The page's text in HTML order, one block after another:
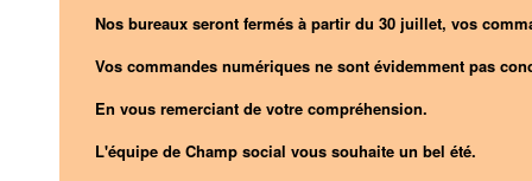
Nos bureaux seront fermés à partir du 30 juillet, vos
Vos commandes numériques ne sont évidemment pas
En vous remerciant de votre compréhension.
L'équipe de Champ social vous souhaite un bel été.